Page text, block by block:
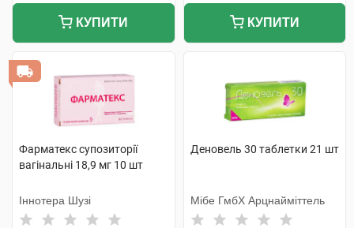
КУПИТИ КУПИТИ
Фарматекс супозиторії
вагінальні 18,9 мг 10 шт
Іннотера Шузі
Деновель 30 таблетки 21 шт
Мібе ГмбХ Арцнайміттель